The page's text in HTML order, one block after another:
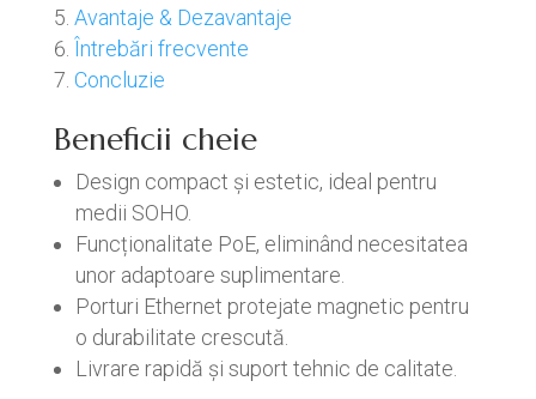
Avantaje & Dezavantaje
Întrebări frecvente
Concluzie
Beneficii cheie
Design compact și estetic, ideal pentru
medii SOHO.
Funcționalitate PoE, eliminând necesitatea
unor adaptoare suplimentare.
Porturi Ethernet protejate magnetic pentru
o durabilitate crescută.
Livrare rapidă și suport tehnic de calitate.